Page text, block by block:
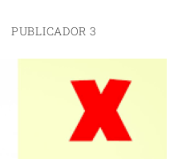
PUBLICADOR 3